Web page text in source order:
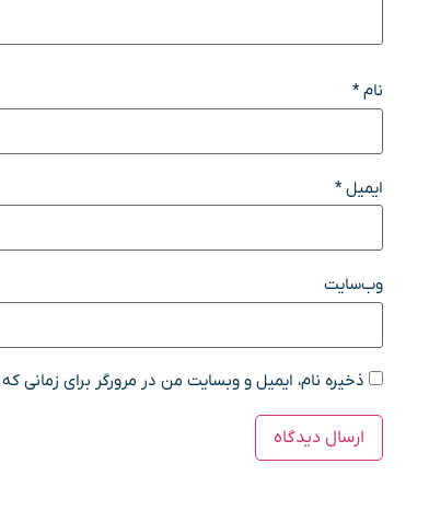
نام*
ایمیل*
وب‌سایت
ذخیره نام، ایمیل و وبسایت من در مرورگر برای زمانی